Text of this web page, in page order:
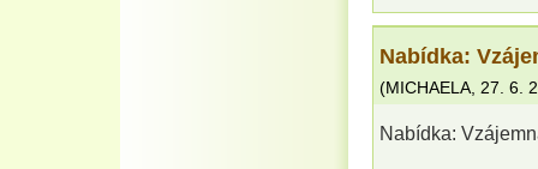
Nabídka:
(MICHAELA 27. 6.
Nabídka: